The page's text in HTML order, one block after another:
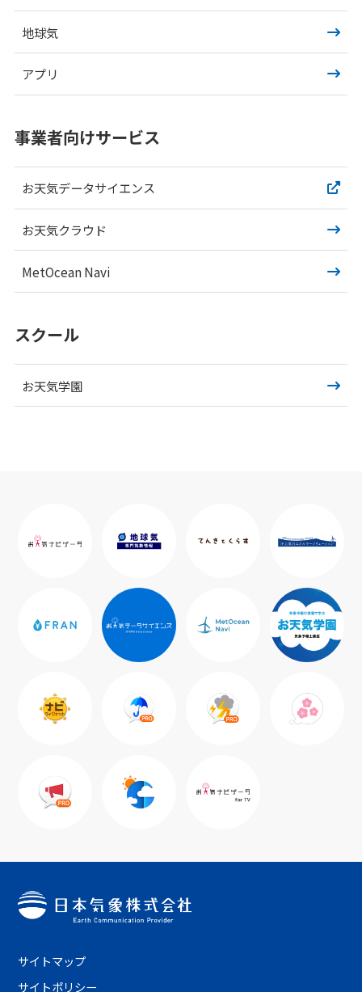
地球気
アプリ
事業者向けサービス
お天気データサイエンス
お天気クラウド
MetOcean Navi
スクール
お天気学園
サイトマップ
サイトポリシー